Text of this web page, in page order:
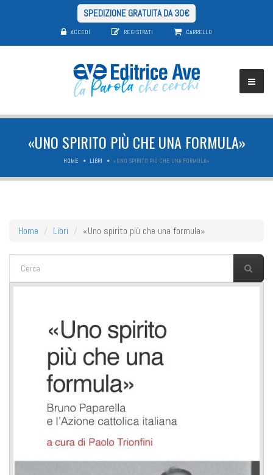
SPEDIZIONE GRATUITA DA 30€
ACCEDI REGISTRATI CARRELLO
«UNO SPIRITO PIÙ CHE UNA FORMULA»
HOME LIBRI «UNO SPIRITO PIÙ CHE UNA FORMULA»
Home Libri «Uno spirito più che una formula»
FORM DI RICERCA